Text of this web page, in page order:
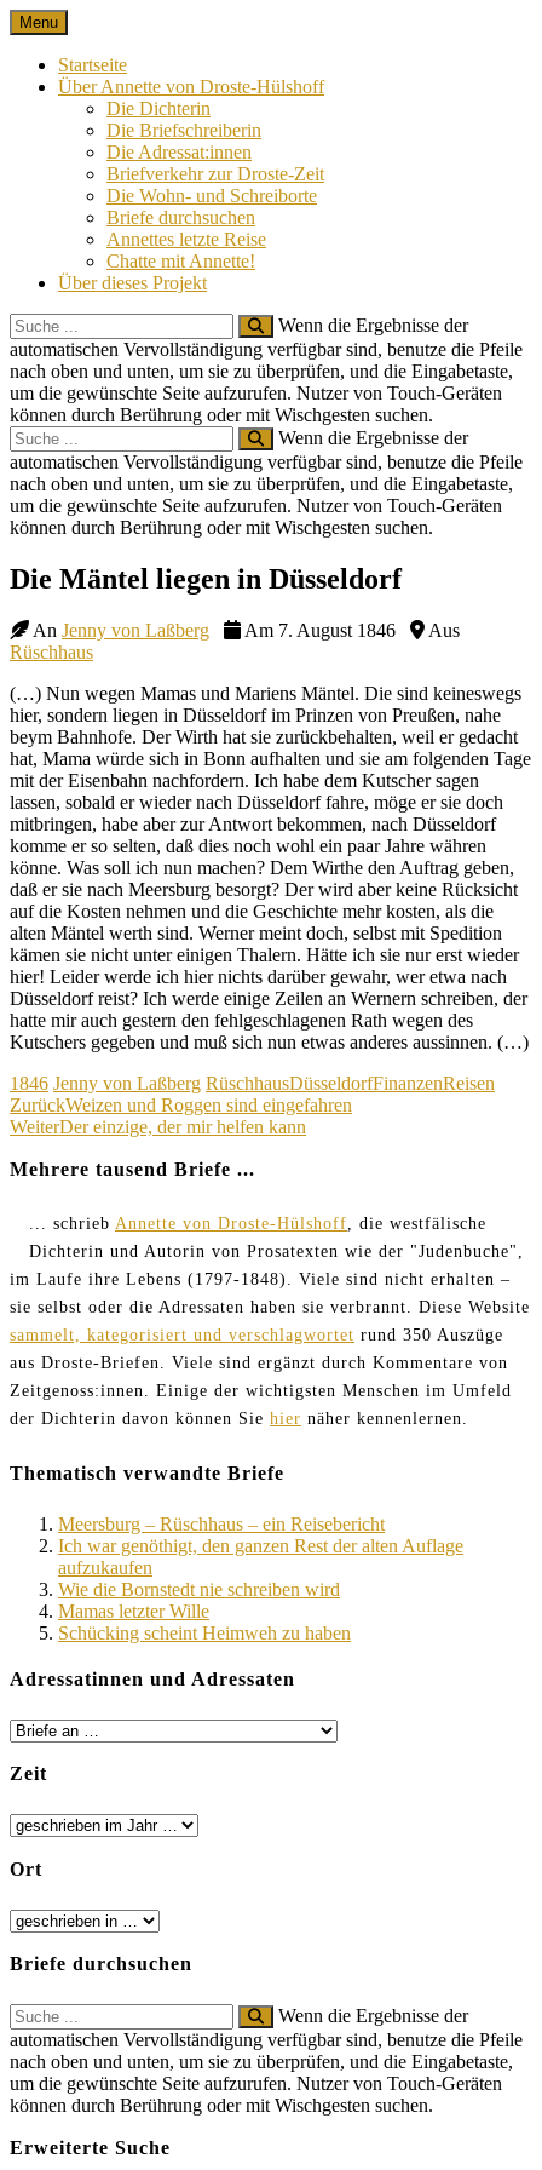
Skip
to
content
Nach 100 Jahren
Annette von Droste-Hülshoff in Briefen
Menu
Startseite
Über Annette von Droste-Hülshoff
Die Dichterin
Die Briefschreiberin
Die Adressat:innen
Briefverkehr zur Droste-Zeit
Die Wohn- und Schreiborte
Briefe durchsuchen
Annettes letzte Reise
Chatte mit Annette!
Über dieses Projekt
Search
for:
Wenn die Ergebnisse der
automatischen Vervollständigung verfügbar sind, benutze die Pfeile
nach oben und unten, um sie zu überprüfen, und die Eingabetaste,
um die gewünschte Seite aufzurufen. Nutzer von Touch-Geräten
können durch Berührung oder mit Wischgesten suchen.
Search
for:
Wenn die Ergebnisse der
automatischen Vervollständigung verfügbar sind, benutze die Pfeile
nach oben und unten, um sie zu überprüfen, und die Eingabetaste,
um die gewünschte Seite aufzurufen. Nutzer von Touch-Geräten
können durch Berührung oder mit Wischgesten suchen.
Site
Overlay
Die Mäntel liegen in Düsseldorf
An Jenny von Laßberg Am 7. August 1846
Aus
Rüschhaus
(…) Nun wegen Mamas und Mariens Mäntel. Die sind keineswegs
hier, sondern liegen in Düsseldorf im Prinzen von Preußen, nahe
beym Bahnhofe. Der Wirth hat sie zurückbehalten, weil er gedacht
hat, Mama würde sich in Bonn aufhalten und sie am folgenden Tage
mit der Eisenbahn nachfordern. Ich habe dem Kutscher sagen
lassen, sobald er wieder nach Düsseldorf fahre, möge er sie doch
mitbringen, habe aber zur Antwort bekommen, nach Düsseldorf
komme er so selten, daß dies noch wohl ein paar Jahre währen
könne. Was soll ich nun machen? Dem Wirthe den Auftrag geben,
daß er sie nach Meersburg besorgt? Der wird aber keine Rücksicht
auf die Kosten nehmen und die Geschichte mehr kosten, als die
alten Mäntel werth sind. Werner meint doch, selbst mit Spedition
kämen sie nicht unter einigen Thalern. Hätte ich sie nur erst wieder
hier! Leider werde ich hier nichts darüber gewahr, wer etwa nach
Düsseldorf reist? Ich werde einige Zeilen an Wernern schreiben, der
hatte mir auch gestern den fehlgeschlagenen Rath wegen des
Kutschers gegeben und muß sich nun etwas anderes aussinnen. (…)
Kategorien
1846 Jenny von Laßberg RüschhausSchagwörter
DüsseldorfFinanzenReisen
Beitragsnavigation
ZurückWeizen und Roggen sind eingefahren
WeiterDer einzige, der mir helfen kann
Mehrere tausend Briefe ...
... schrieb Annette von Droste-Hülshoff , die westfälische
Dichterin und Autorin von Prosatexten wie der "Judenbuche",
im Laufe ihre Lebens (1797-1848). Viele sind nicht erhalten –
sie selbst oder die Adressaten haben sie verbrannt. Diese Website
sammelt, kategorisiert und verschlagwortet rund 350 Auszüge
aus Droste-Briefen. Viele sind ergänzt durch Kommentare von
Zeitgenoss:innen. Einige der wichtigsten Menschen im Umfeld
der Dichterin davon können Sie hier näher kennenlernen.
Thematisch verwandte Briefe
Meersburg – Rüschhaus – ein Reisebericht
Ich war genöthigt, den ganzen Rest der alten Auflage
aufzukaufen
Wie die Bornstedt nie schreiben wird
Mamas letzter Wille
Schücking scheint Heimweh zu haben
Adressatinnen und Adressaten
Zeit
Ort
Briefe durchsuchen
Search
for:
Wenn die Ergebnisse der
automatischen Vervollständigung verfügbar sind, benutze die Pfeile
nach oben und unten, um sie zu überprüfen, und die Eingabetaste,
um die gewünschte Seite aufzurufen. Nutzer von Touch-Geräten
können durch Berührung oder mit Wischgesten suchen.
Erweiterte Suche